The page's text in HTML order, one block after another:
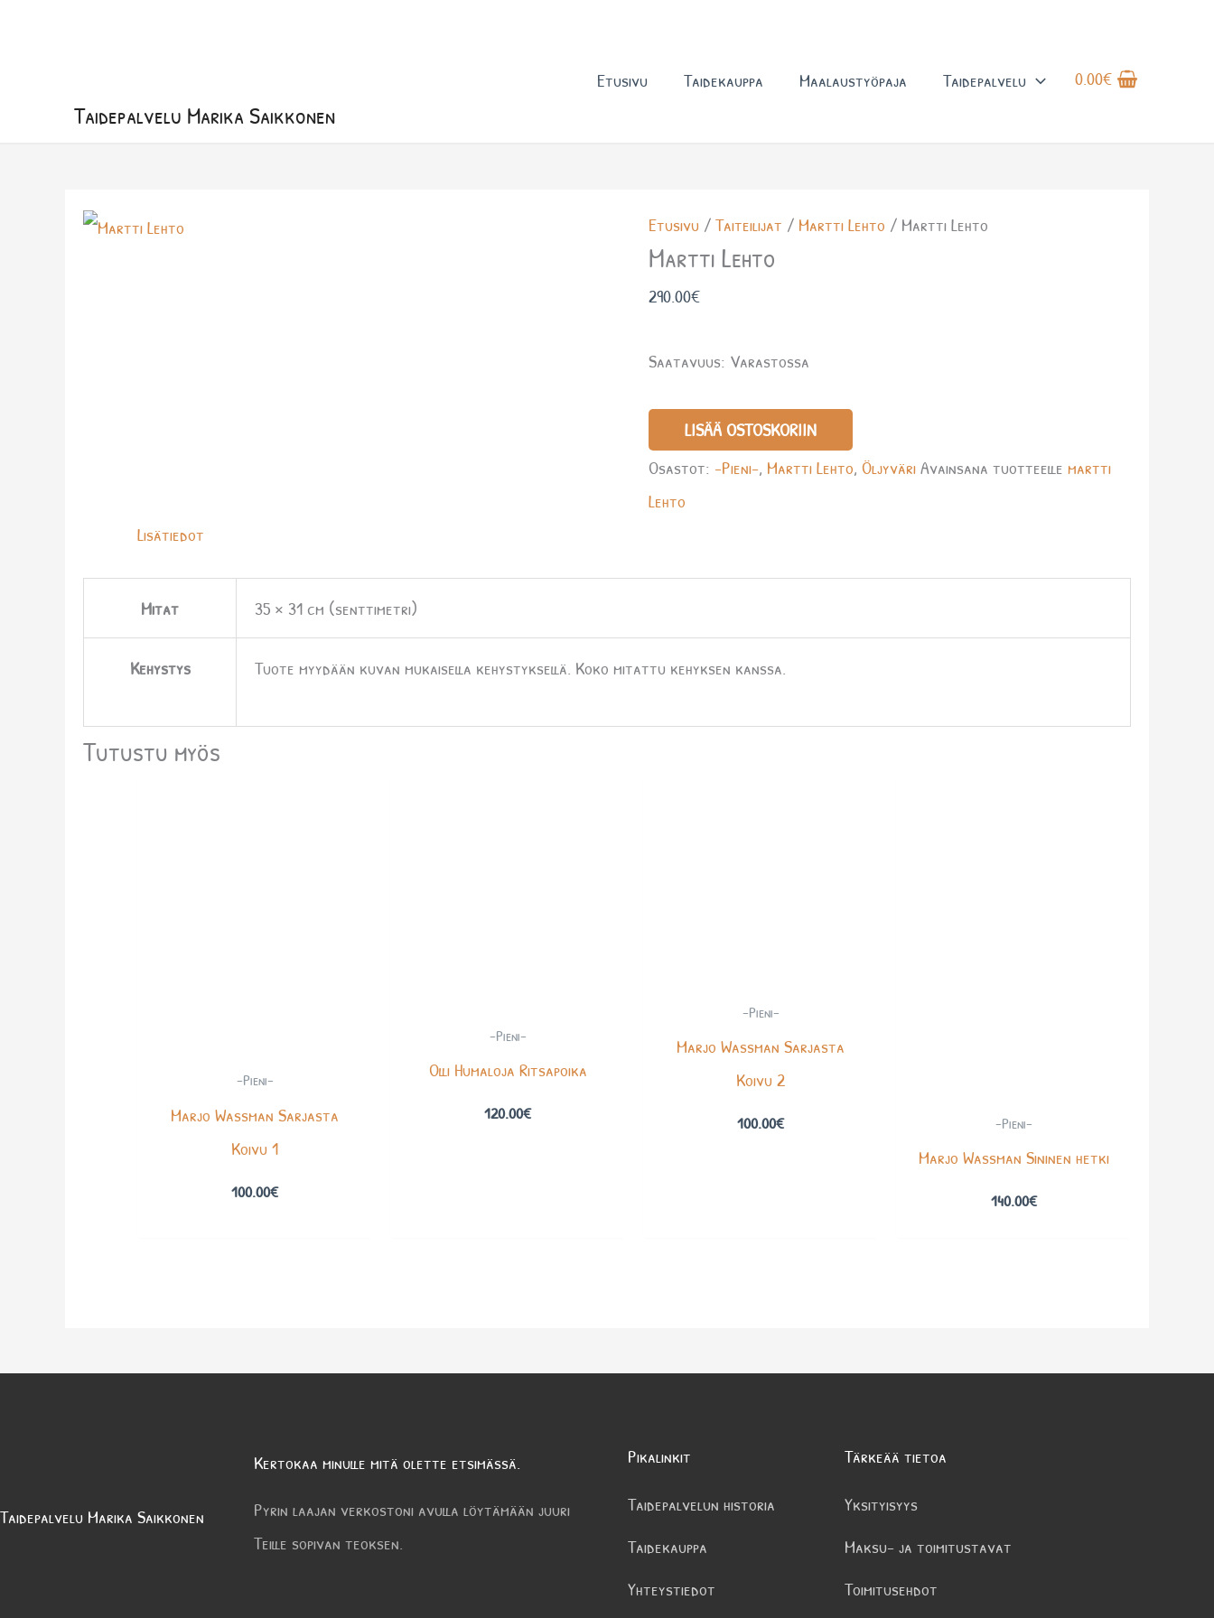
Taidepalvelu Marika Saikkonen
Etusivu Taidekauppa Maalaustyöpaja Taidepalvelu 0.00€
Etusivu /Taiteilijat / Martti Lehto / Martti Lehto
Martti Lehto
290.00€
Saatavuus: Varastossa
Lehto
määrä
LISÄÄ OSTOSKORIIN
Osastot:-Pieni-, Martti Lehto,Öljyväri Avainsana tuotteellemartti
Lehto
Lisätiedot
Mitat 35 × 31 cm (senttimetri)
Kehystys Tuote myydään kuvan mukaisella kehystyksellä. Koko mitattu kehyksen kanssa.
Tutustu myös
-Pieni-
Marjo Wassman Sarjasta
Koivu 1
100.00€
-Pieni-
Olli Humaloja Ritsapoika
120.00€
-Pieni-
Marjo Wassman Sarjasta
Koivu 2
100.00€ -Pieni-
Marjo Wassman Sininen hetki
140.00€
Taidepalvelu Marika Saikkonen
Kertokaa minulle mitä olette etsimässä.
Pyrin laajan verkostoni avulla löytämään juuri
Teille sopivan teoksen.
Pikalinkit
Taidepalvelun historia
Taidekauppa
Yhteystiedot
Tärkeää tietoa
Yksityisyys
Maksu- ja toimitustavat
Toimitusehdot